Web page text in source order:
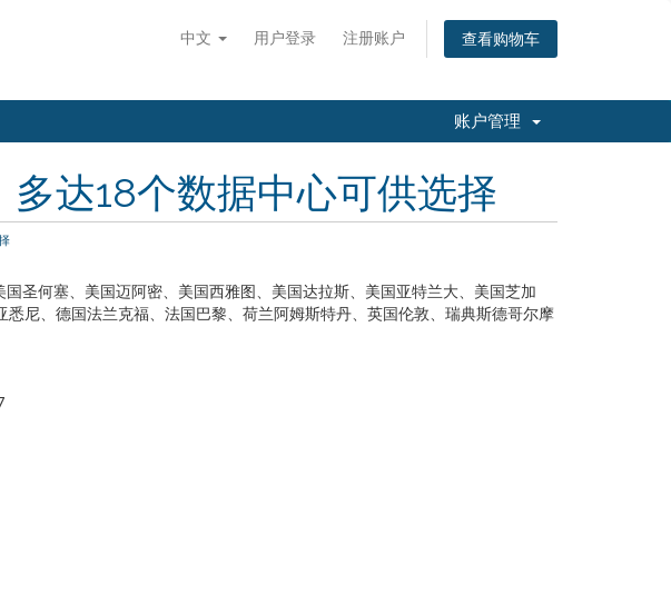
中文 用户登录 注册账户 查看购物车
账户管理
达18个数据中心可供选择
圣何塞、美国迈阿密、美国西雅图、美国达拉斯、美国亚特兰大、美国芝加
尼、德国法兰克福、法国巴黎、荷兰阿姆斯特丹、英国伦敦、瑞典斯德哥尔摩